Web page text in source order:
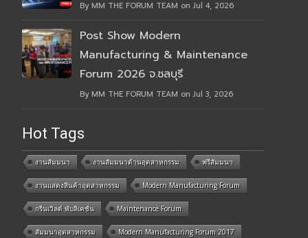
By MM THE FORUM TEAM on Jul 4, 2026
Post Show Modern
Manufacturing & Maintenance
Forum 2026 จ.ชลบุรี
By MM THE FORUM TEAM on Jul 3, 2026
Hot Tags
งานสัมมนา งานสัมมนาด้านอุตสาหกรรม ฟรีสัมมนา
งานแสดงสินค้าอุตสาหกรรม Modern Manufacturing Forum
กรีนเวิลด์ พับลิเคชั่น Maintenance Forum
สัมมนาอุตสาหกรรม Modern Manufacturing Forum 2017